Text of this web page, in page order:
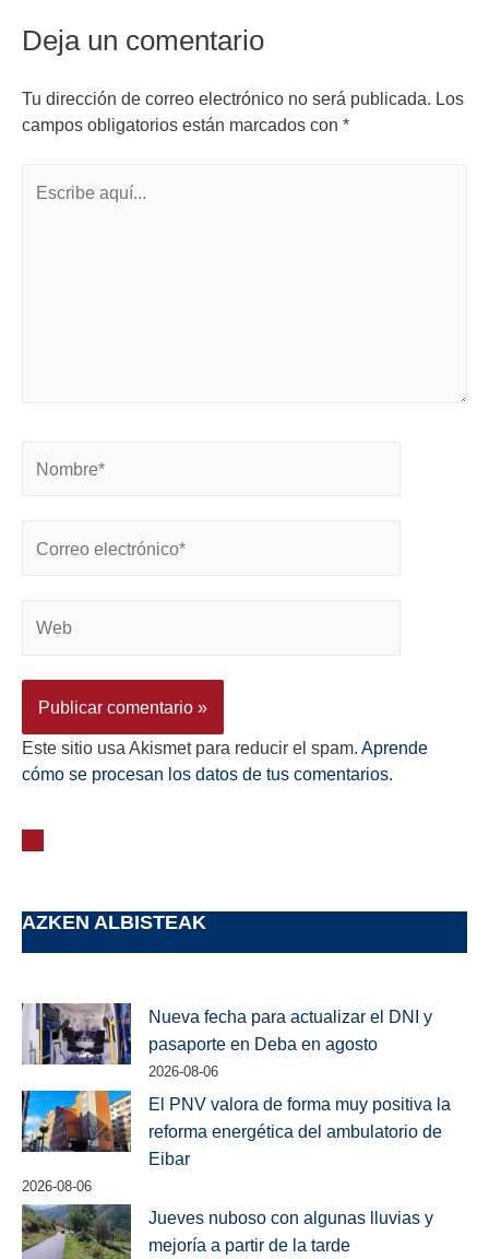
Deja un comentario
Tu dirección de correo electrónico no será publicada. Los
campos obligatorios están marcados con *
Este sitio usa Akismet para reducir el spam. Aprende
cómo se procesan los datos de tus comentarios.
AZKEN ALBISTEAK
Nueva fecha para actualizar el DNI y
pasaporte en Deba en agosto
2026-08-06
El PNV valora de forma muy positiva la
reforma energética del ambulatorio de
Eibar
2026-08-06
Jueves nuboso con algunas lluvias y
mejoría a partir de la tarde